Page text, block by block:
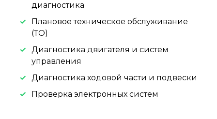
диагностика
Плановое техническое обслуживание
(ТО)
Диагностика двигателя и систем
управления
Диагностика ходовой части и подвески
Проверка электронных систем